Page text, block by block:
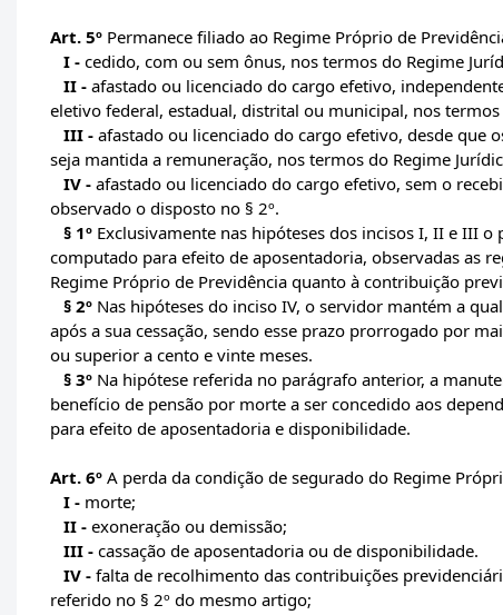
Art. 5º Permanece filiado ao Regime Próprio de
I - cedido, com ou sem ônus, nos termos do Regime
II - afastado ou licenciado do cargo efetivo,
eletivo federal, estadual, distrital ou municipal, nos
III - afastado ou licenciado do cargo efetivo, desde que
seja mantida a remuneração, nos termos do Regime
IV - afastado ou licenciado do cargo efetivo, sem o
observado o disposto no § 2º.
§ 1º Exclusivamente nas hipóteses dos incisos I, II e III
computado para efeito de aposentadoria, observadas as
Regime Próprio de Previdência quanto à contribuição
§ 2º Nas hipóteses do inciso IV, o servidor mantém a
após a sua cessação, sendo esse prazo prorrogado por
ou superior a cento e vinte meses.
§ 3º Na hipótese referida no parágrafo anterior, a
benefício de pensão por morte a ser concedido aos
para efeito de aposentadoria e disponibilidade.
Art. 6º A perda da condição de segurado do Regime
I - morte;
II - exoneração ou demissão;
III - cassação de aposentadoria ou de disponibilidade.
IV - falta de recolhimento das contribuições
referido no § 2º do mesmo artigo;